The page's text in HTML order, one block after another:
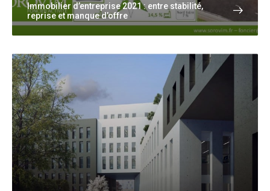
Immobilier d’entreprise 2021 : entre stabilité,
reprise et manque d’offre